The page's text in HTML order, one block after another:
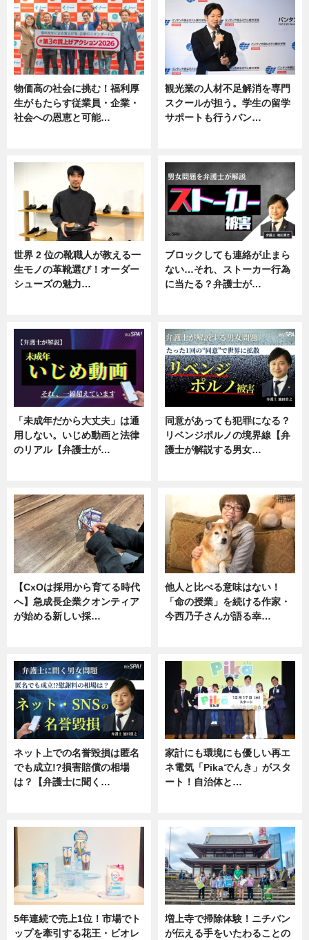
物価高の社会に挑む！福利厚
生がもたらす従業員・企業・
社会への恩恵と可能…
観光業の人材不足解消を専門
スクールが担う。学生の留学
サポートも行うバン…
世界 2 位の靴職人が教える一
生モノの革靴選び！オーダー
シューズの魅力…
ブロックしても連絡が止まら
ない…それ、ストーカー行為
に当たる？弁護士が…
「未成年だから大丈夫」は通
用しない。いじめ動画と法律
のリアル【弁護士が…
同意があっても犯罪になる？
リベンジポルノの境界線【弁
護士が解説する男女…
【CxOは採用から育てる時代
へ】急成長企業クオンティア
が始める新しい採…
他人と比べる意味はない！
「命の授業」を続ける作家・
今西乃子さんが語る幸…
ネット上での名誉毀損は匿名
でも成立!?損害賠償の相場
は？【弁護士に聞く…
家計にも環境にも優しい再エ
ネ電気「Pikaでんき」がスタ
ート！自治体と…
5年連続で売上1位！市場でト
ップを牽引する花王・ビオレ
増上寺で掃除体験！ニチバン
が伝える手をいたわることの